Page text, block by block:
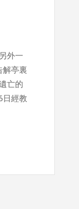
外一
解亭裏
亡的
日經教